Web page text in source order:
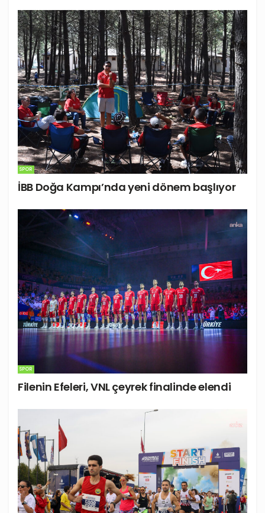
SPOR
İBB Doğa Kampı’nda yeni dönem başlıyor
SPOR
Filenin Efeleri, VNL çeyrek finalinde elendi